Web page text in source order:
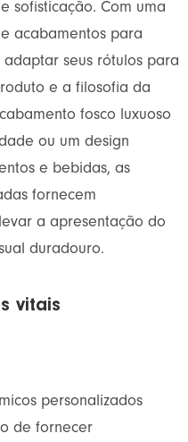
sofisticação. Com uma
acabamentos para
seus rótulos para
e a filosofia da
fosco luxuoso
ou um design
e bebidas, as
fornecem
a apresentação do
duradouro.
vitais
personalizados
de fornecer